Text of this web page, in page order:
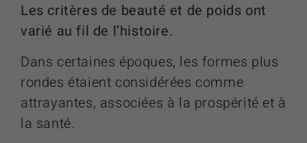
Les critères de beauté et de poids ont
varié au fil de l’histoire.
Dans certaines époques, les formes plus
rondes étaient considérées comme
attrayantes, associées à la prospérité et à
la santé.